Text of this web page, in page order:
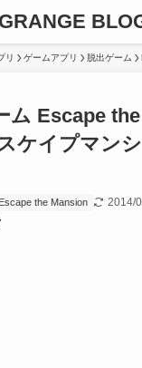
リ ゲームアプリ 脱出ゲーム
ム Escape
ケイプマン
Escape the Mansion 2014/